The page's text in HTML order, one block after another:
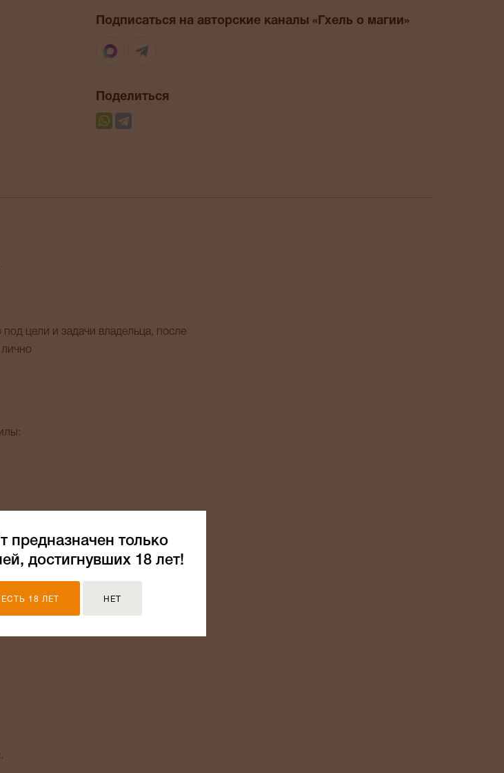
Подписаться на авторские каналы «Гхель о магии»
Max
Поделиться
цели и задачи владельца, после
человека.
предназначен только
достигнувших 18 лет!
18 ЛЕТ НЕТ